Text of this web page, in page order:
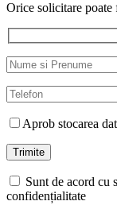
Orice solicitare
Aprob stocarea
Sunt de acord cu
confidențialitate